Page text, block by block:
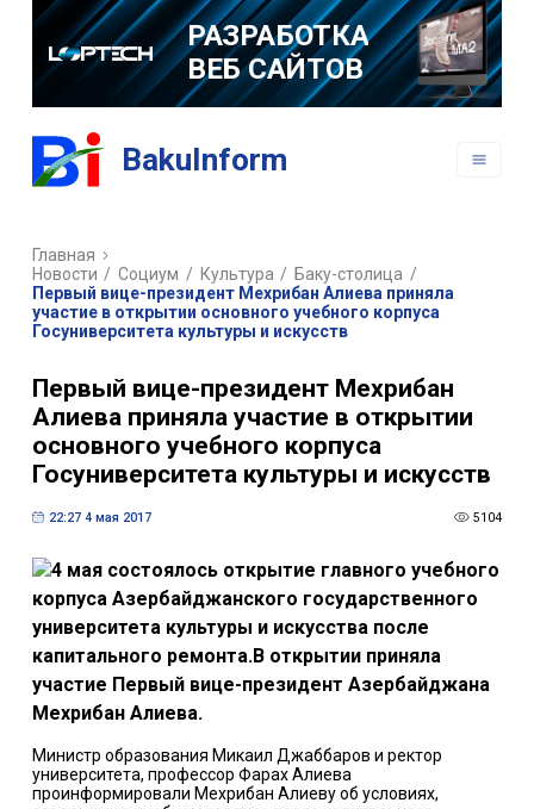
РАЗРАБОТКА
ВЕБ САЙТОВ
МОБИЛЬНЫХ
BakuInform
Главная
Новости / Социум / Культура / Баку-столица /
Первый вице-президент Мехрибан Алиева приняла
участие в открытии основного учебного корпуса
Госуниверситета культуры и искусств
Первый вице-президент Мехрибан
Алиева приняла участие в открытии
основного учебного корпуса
Госуниверситета культуры и искусств
22:27 4 мая 2017 5104
4 мая состоялось открытие главного учебного
корпуса Азербайджанского государственного
университета культуры и искусства после
капитального ремонта.В открытии приняла
участие Первый вице-президент Азербайджана
Мехрибан Алиева.
Министр образования Микаил Джаббаров и ректор
университета, профессор Фарах Алиева
проинформировали Мехрибан Алиеву об условиях,